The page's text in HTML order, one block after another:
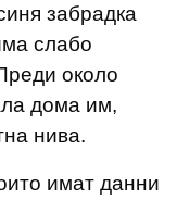
забрадка
слабо
около
дома им,
нива.
имат данни